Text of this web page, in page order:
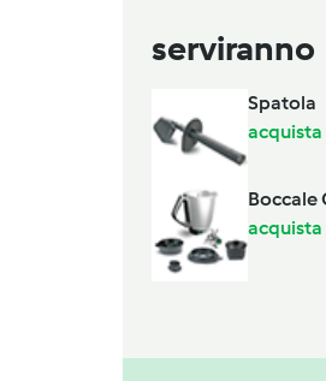
serviranno
Spatola
acquista
Boccale
acquista